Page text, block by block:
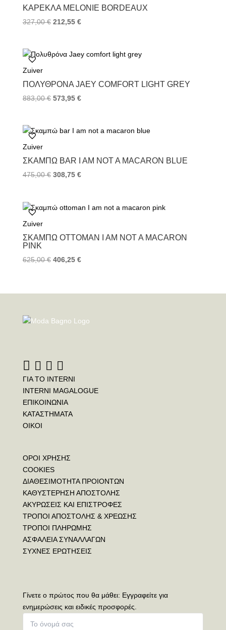
k
ΚΑΡΈΚΛΑ MELONIE BORDEAUX
327,00€ 212,55 €
Zuiver
ΠΟΛΥΘΡΌΝΑ JAEY COMFORT LIGHT GREY
883,00€ 573,95 €
Zuiver
ΣΚΑΜΠΏ BAR I AM NOT A MACARON BLUE
475,00€ 308,75 €
Zuiver
ΣΚΑΜΠΏ OTTOMAN I AM NOT A MACARON
PINK
625,00€ 406,25 €
ΓΙΑ ΤΟ INTERNI
INTERNI MAGALOGUE
ΕΠΙΚΟΙΝΩΝΙΑ
ΚΑΤΑΣΤΗΜΑΤΑ
ΟΙΚΟΙ
ΟΡΟΙ ΧΡΗΣΗΣ
COOKIES
ΔΙΑΘΕΣΙΜΟΤΗΤΑ ΠΡΟΙΟΝΤΩΝ
ΚΑΘΥΣΤΕΡΗΣΗ ΑΠΟΣΤΟΛΗΣ
ΑΚΥΡΩΣΕΙΣ ΚΑΙ ΕΠΙΣΤΡΟΦΕΣ
ΤΡΟΠΟΙ ΑΠΟΣΤΟΛΗΣ & ΧΡΕΩΣΗΣ
ΤΡΟΠΟΙ ΠΛΗΡΩΜΗΣ
ΑΣΦΑΛΕΙΑ ΣΥΝΑΛΛΑΓΩΝ
ΣΥΧΝΕΣ ΕΡΩΤΗΣΕΙΣ
Γίνετε ο πρώτος που θα μάθει: Εγγραφείτε για
ενημερώσεις και ειδικές προσφορές.